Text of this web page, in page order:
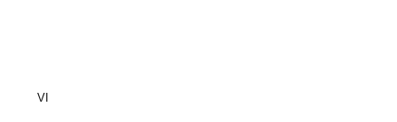
VI